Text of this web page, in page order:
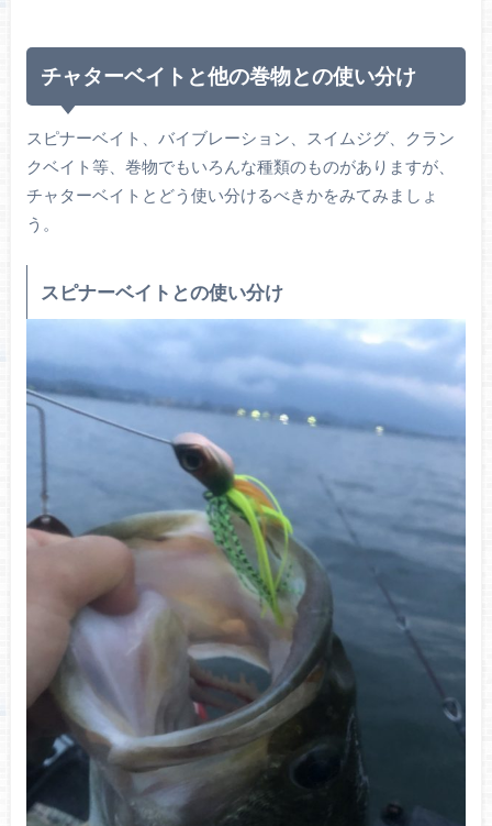
チャターベイトと他の巻物との使い分け
スピナーベイト、バイブレーション、スイムジグ、クラン
クベイト等、巻物でもいろんな種類のものがありますが、
チャターベイトとどう使い分けるべきかをみてみましょ
う。
スピナーベイトとの使い分け